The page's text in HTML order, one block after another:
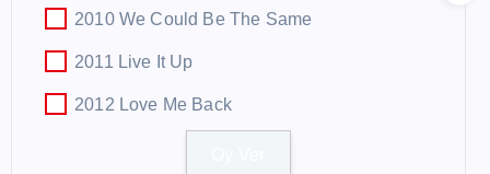
2010 We Could Be The Same
2011 Live It Up
2012 Love Me Back